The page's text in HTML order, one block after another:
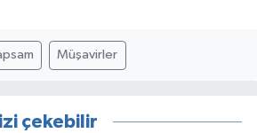
Müşavirler
çekebilir